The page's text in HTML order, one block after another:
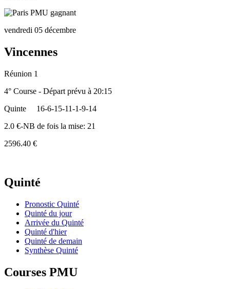
vendredi 05 décembre
Vincennes
Réunion 1
4° Course - Départ prévu à 20:15
Quinte
16-6-15-11-1-9-14
2.0 €-NB de fois la mise: 21
2596.40 €
Quinté
Pronostic Quinté
Quinté du jour
Arrivée du Quinté
Quinté d'hier
Quinté de demain
Synthèse Quinté
Courses PMU